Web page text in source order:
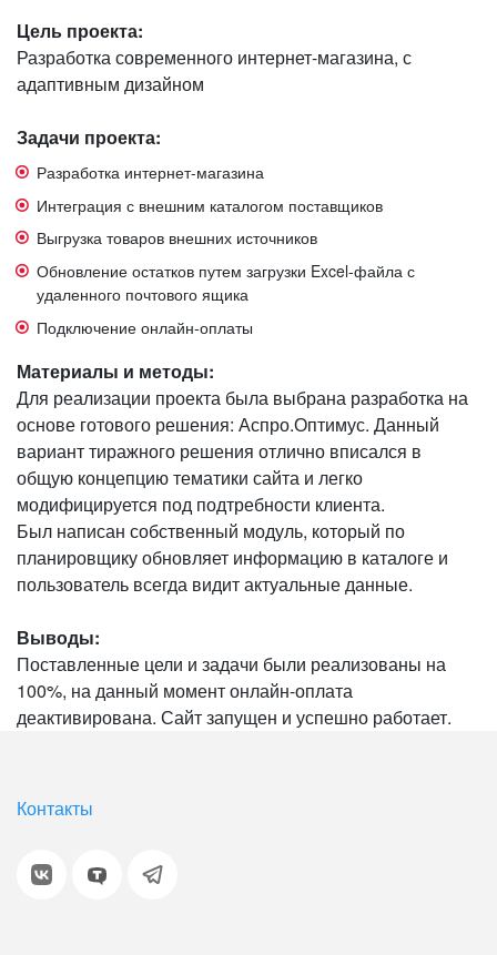
Цель проекта:
Разработка современного интернет-магазина, с
адаптивным дизайном
Задачи проекта:
Разработка интернет-магазина
Интеграция с внешним каталогом поставщиков
Выгрузка товаров внешних источников
Обновление остатков путем загрузки Excel-файла с
удаленного почтового ящика
Подключение онлайн-оплаты
Материалы и методы:
Для реализации проекта была выбрана разработка на
основе готового решения: Аспро.Оптимус. Данный
вариант тиражного решения отлично вписался в
общую концепцию тематики сайта и легко
модифицируется под подтребности клиента.
Был написан собственный модуль, который по
планировщику обновляет информацию в каталоге и
пользователь всегда видит актуальные данные.
Выводы:
Поставленные цели и задачи были реализованы на
100%, на данный момент онлайн-оплата
деактивирована. Сайт запущен и успешно работает.
Контакты